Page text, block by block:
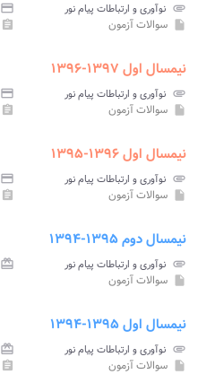
attachment نوآوری و ارتباطات پیام نور credit_card
insert_drive_file سوالات آزمون assignment
نیمسال اول ۱۳۹۷-۱۳۹۶
attachment نوآوری و ارتباطات پیام نور credit_card
insert_drive_file سوالات آزمون assignment
نیمسال اول ۱۳۹۶-۱۳۹۵
attachment نوآوری و ارتباطات پیام نور credit_card
insert_drive_file سوالات آزمون assignment
نیمسال دوم ۱۳۹۵-۱۳۹۴
attachment نوآوری و ارتباطات پیام نور card_giftcard
insert_drive_file سوالات آزمون
نیمسال اول ۱۳۹۵-۱۳۹۴
attachment نوآوری و ارتباطات پیام نور card_giftcard
insert_drive_file سوالات آزمون assignment